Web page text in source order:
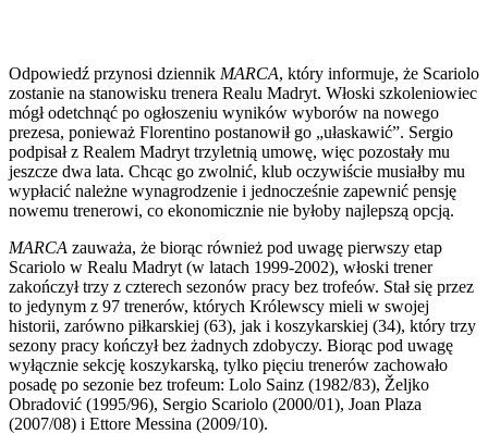
Odpowiedź przynosi dziennik MARCA, który informuje, że Scariolo
zostanie na stanowisku trenera Realu Madryt. Włoski szkoleniowiec
mógł odetchnąć po ogłoszeniu wyników wyborów na nowego
prezesa, ponieważ Florentino postanowił go „ułaskawić”. Sergio
podpisał z Realem Madryt trzyletnią umowę, więc pozostały mu
jeszcze dwa lata. Chcąc go zwolnić, klub oczywiście musiałby mu
wypłacić należne wynagrodzenie i jednocześnie zapewnić pensję
nowemu trenerowi, co ekonomicznie nie byłoby najlepszą opcją.
MARCA zauważa, że biorąc również pod uwagę pierwszy etap
Scariolo w Realu Madryt (w latach 1999-2002), włoski trener
zakończył trzy z czterech sezonów pracy bez trofeów. Stał się przez
to jedynym z 97 trenerów, których Królewscy mieli w swojej
historii, zarówno piłkarskiej (63), jak i koszykarskiej (34), który trzy
sezony pracy kończył bez żadnych zdobyczy. Biorąc pod uwagę
wyłącznie sekcję koszykarską, tylko pięciu trenerów zachowało
posadę po sezonie bez trofeum: Lolo Sainz (1982/83), Željko
Obradović (1995/96), Sergio Scariolo (2000/01), Joan Plaza
(2007/08) i Ettore Messina (2009/10).